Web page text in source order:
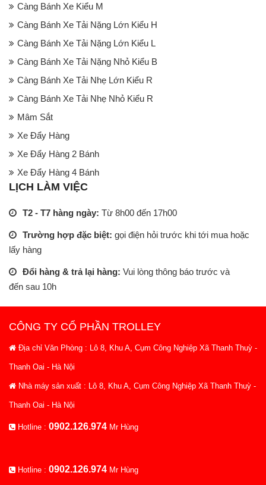
Càng Bánh Xe Kiểu M
Càng Bánh Xe Tải Nặng Lớn Kiểu H
Càng Bánh Xe Tải Nặng Lớn Kiểu L
Càng Bánh Xe Tải Nặng Nhỏ Kiểu B
Càng Bánh Xe Tải Nhẹ Lớn Kiểu R
Càng Bánh Xe Tải Nhẹ Nhỏ Kiểu R
Mâm Sắt
Xe Đẩy Hàng
Xe Đẩy Hàng 2 Bánh
Xe Đẩy Hàng 4 Bánh
LỊCH LÀM VIỆC
T2 - T7 hàng ngày: Từ 8h00 đến 17h00
Trường hợp đặc biệt: gọi điện hỏi trước khi tới mua hoặc
lấy hàng
Đổi hàng & trả lại hàng: Vui lòng thông báo trước và
đến sau 10h
CÔNG TY CỔ PHẦN TROLLEY
Địa chỉ Văn Phòng : Lô 8, Khu A, Cụm Công Nghiệp Xã Thanh Thuỳ -
Thanh Oai - Hà Nội
Nhà máy sản xuất : Lô 8, Khu A, Cụm Công Nghiệp Xã Thanh Thuỳ -
Thanh Oai - Hà Nội
Hotline : 0902.126.974 Mr Hùng
Hotline : 0902.126.974 Mr Hùng